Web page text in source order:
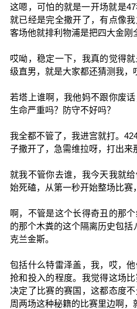
这嗯，可怕的就是一开场就是
就已经是完全撒开了，有点像
客场他就排利物浦是把四大金刚
哎呦，稳定一下，我真的觉得
级直男，就是大家都还猜测我，
若塔上谁啊，我他妈不跟你废
生命严重吗？防守不好吗？
我全都不管了，我进宫就打。
子撒开了，急需维拉呀，打出来
就我不管你去谁，我今天我就
始死磕，从第一秒开始整场比赛
啊，不管是这个长得奇丑的那
的那个木粪的这个隔离历史包
克兰金斯。
包括什么特雷泽盖，我，哎，
抢和投入的程度。我觉得这场
决定了比赛的赛国，这都态度
周两场这种秘籍的比赛里边啊，